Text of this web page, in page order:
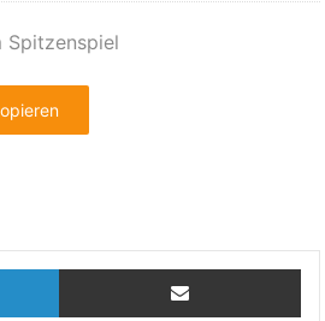
Spitzenspiel
LinkedIn Teilen via E-Mail